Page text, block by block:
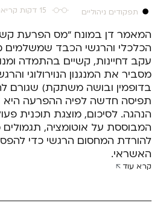
תפקודים ניהוליים 15 דקות קריאה
המאמר דן במונח "מס הפרעת
עקב דחיינות, קשיים בהתמדה
מסביר את המנגנון הנוירולוגי
בדופמין ובושה משתקת) שגורם
תפיסה חדשה לפיה ההפרעה היא
הנהגה. לסיכום, מוצגת תוכנית
המבוססת על אוטומציה, תגמולים
להורדת המחסום הרגשי כדי
האשראי.
קרא עוד